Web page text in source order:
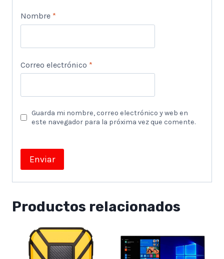
Nombre *
Correo electrónico *
Guarda mi nombre, correo electrónico y web en
este navegador para la próxima vez que comente.
Productos relacionados